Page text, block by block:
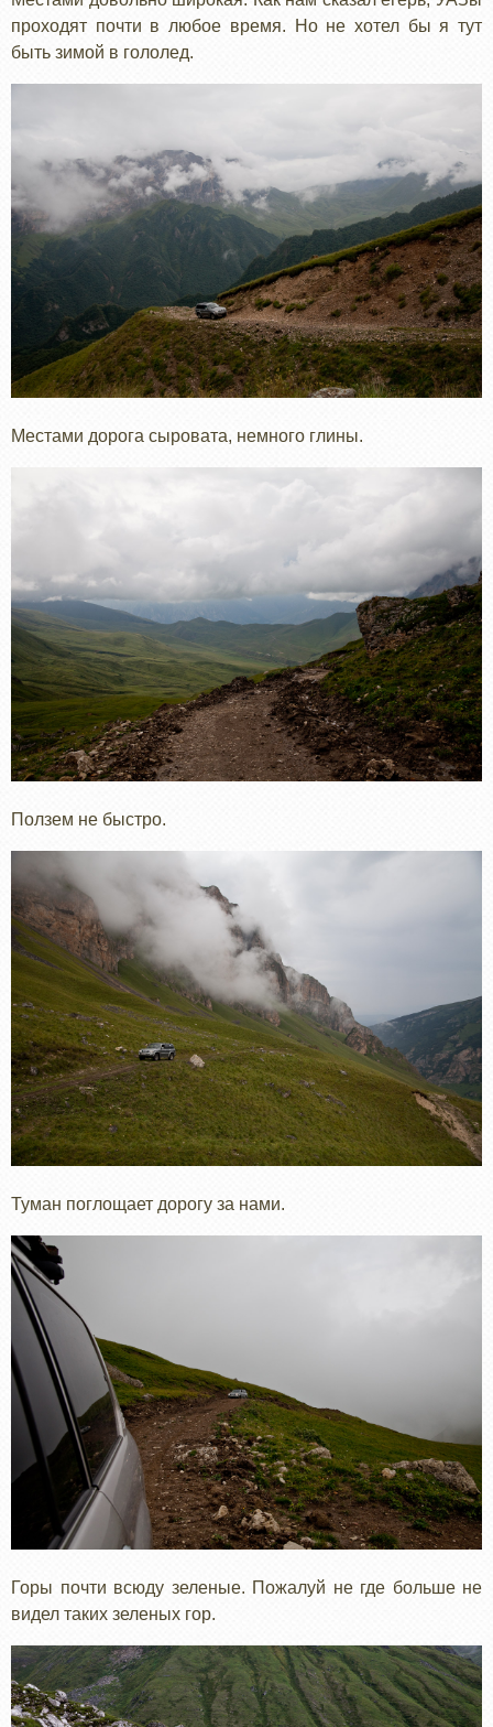
проходят почти в любое время. Но не хотел бы я тут
быть зимой в гололед.
Местами дорога сыровата, немного глины.
Ползем не быстро.
Туман поглощает дорогу за нами.
Горы почти всюду зеленые. Пожалуй не где больше не
видел таких зеленых гор.